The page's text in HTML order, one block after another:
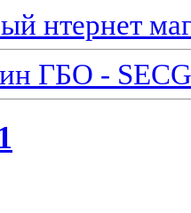
нтернет
ГБО -